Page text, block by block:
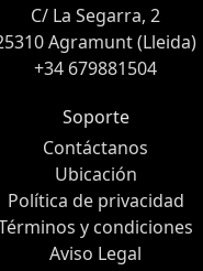
C/ La Segarra, 2
Agramunt (Lleida)
+34 679881504
Soporte
Contáctanos
Ubicación
Política de privacidad
y condiciones
Aviso Legal